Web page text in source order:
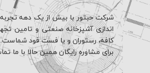
شرکت حبتور با بیش از یک دهه تجربه
اندازی آشپزخانه صنعتی و تامین
کافه، رستوران و یا فست فود شماست.
برای مشاوره رایگان همین حالا با ما